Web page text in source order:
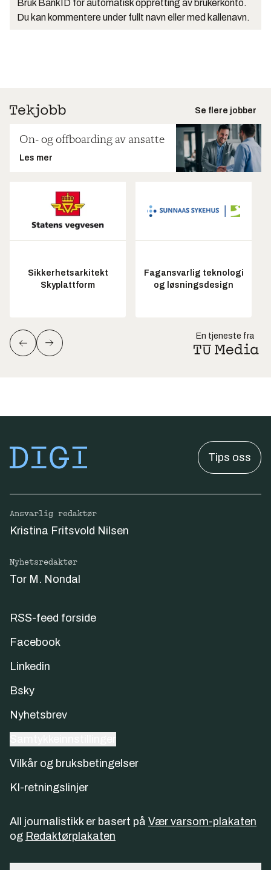
Bruk BankID for automatisk oppretting av brukerkonto.
Du kan kommentere under fullt navn eller med kallenavn.
Se flere jobber
On- og offboarding av ansatte
Les mer
Sikkerhetsarkitekt
Skyplattform
Fagansvarlig teknologi
og løsningsdesign
En tjeneste fra
Tips oss
Ansvarlig redaktør
Kristina Fritsvold Nilsen
Nyhetsredaktør
Tor M. Nondal
RSS-feed forside
Facebook
Linkedin
Bsky
Nyhetsbrev
Vilkår og bruksbetingelser
KI-retningslinjer
All journalistikk er basert på Vær varsom-plakaten
og Redaktørplakaten